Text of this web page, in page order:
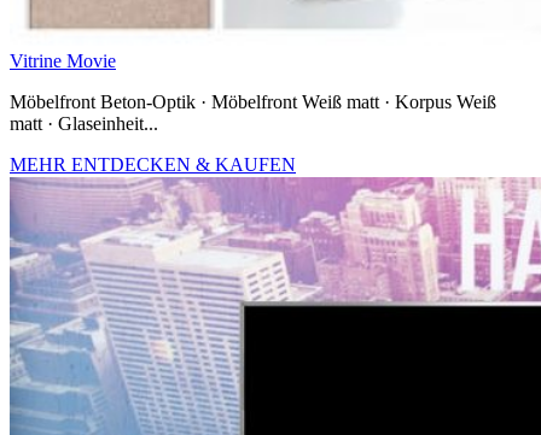
Vitrine Movie
Möbelfront Beton-Optik · Möbelfront Weiß matt · Korpus Weiß
matt · Glaseinheit...
MEHR ENTDECKEN & KAUFEN